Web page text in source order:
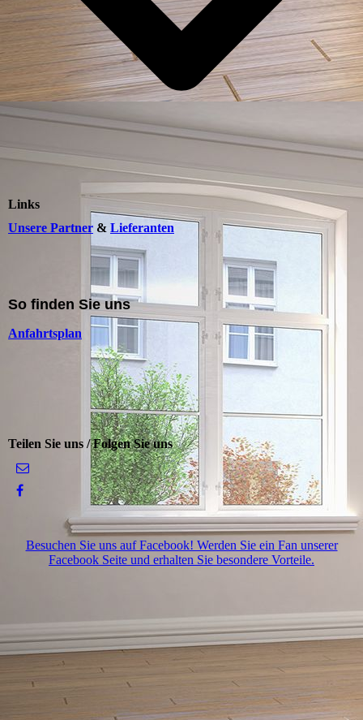
Links
Unsere Partner & Lieferanten
So finden Sie uns
Anfahrtsplan
Teilen Sie uns / Folgen Sie uns
Besuchen Sie uns auf Facebook! Werden Sie ein Fan unserer
Facebook Seite und erhalten Sie besondere Vorteile.